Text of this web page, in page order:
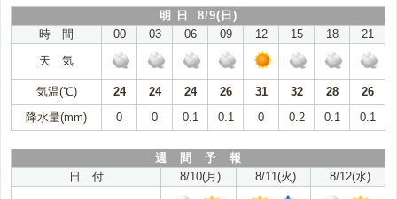
明 日 8/9(日)
時 間
00 03 06 09 12 15 18
21
天 気
気温(℃) 24 24 24 26 31 32 28
26
降水量(mm)
0 0 0.1 0.1 0 0.2 0.1 0.1
週 間 予 報
日 付
8/10(月) 8/11(火) 8/12(水)